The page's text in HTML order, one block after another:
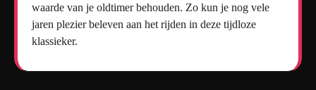
waarde van je oldtimer behouden. Zo kun je nog vele
jaren plezier beleven aan het rijden in deze tijdloze
klassieker.